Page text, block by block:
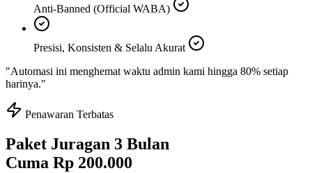
Anti-Banned (Official WABA)
Presisi, Konsisten & Selalu Akurat
"Automasi ini menghemat waktu admin kami hingga 80% setiap
harinya."
Penawaran Terbatas
Paket Juragan 3 Bulan
Cuma Rp 200.000